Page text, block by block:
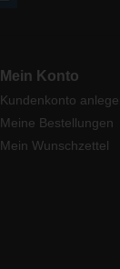
Mein Konto
Kundenkonto
Meine Bestellungen
Mein Wunschzettel